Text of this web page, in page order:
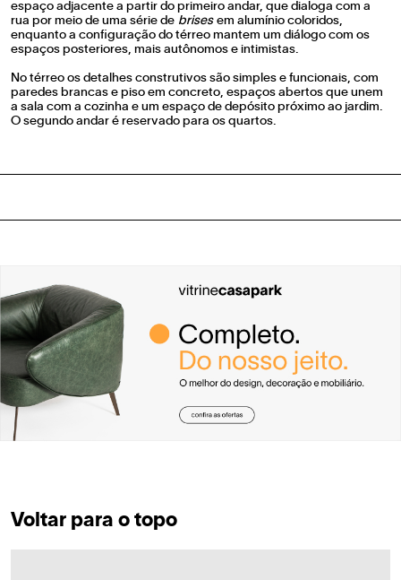
espaço adjacente a partir do primeiro andar, que dialoga com a
rua por meio de uma série de brisesem alumínio coloridos,
enquanto a configuração do térreo mantem um diálogo com os
espaços posteriores, mais autônomos e intimistas.
No térreo os detalhes construtivos são simples e funcionais, com
paredes brancas e piso em concreto, espaços abertos que unem
a sala com a cozinha e um espaço de depósito próximo ao jardim.
O segundo andar é reservado para os quartos.
Voltar para o topo